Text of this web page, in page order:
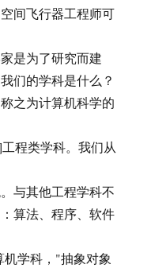
间飞行器工程师可
是为了研究而建
们的学科是什么？
之为计算机科学的
程类学科。我们从
与其他工程学科不
算法、程序、软件
机学科，"抽象对象